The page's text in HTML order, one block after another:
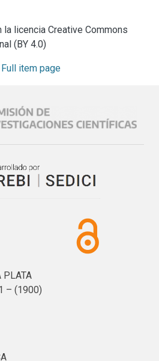
Asimismo hemos diseñado un
en español que
de polaridad “positiva” o
Basados en estas
obtenido resultados con buenos
licencia Creative Commons
(BY 4.0)
item page
PLATA
– (1900)